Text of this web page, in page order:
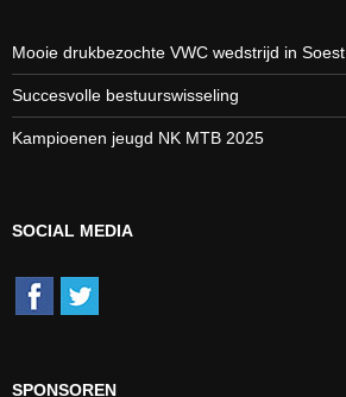
Mooie drukbezochte VWC wedstrijd in Soest
Succesvolle bestuurswisseling
Kampioenen jeugd NK MTB 2025
SOCIAL MEDIA
SPONSOREN